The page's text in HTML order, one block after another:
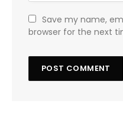
Save my name,
browser for the next